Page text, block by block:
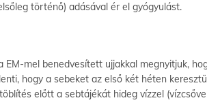
történő) adásával ér el gyógyulást.
mel benedvesített ujjakkal megnyitjuk,
hogy a sebeket az első két héten
előtt a sebtájékát hideg vízzel